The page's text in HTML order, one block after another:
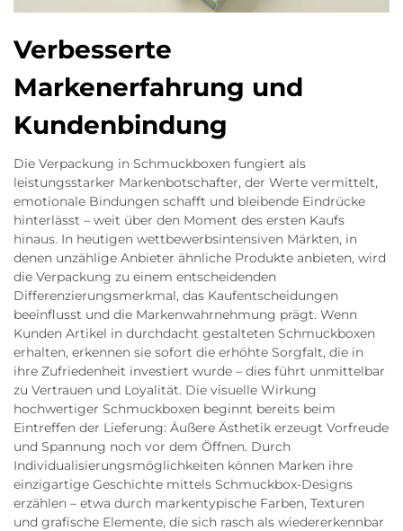
Verbesserte
Markenerfahrung und
Kundenbindung
Die Verpackung in Schmuckboxen fungiert als
leistungsstarker Markenbotschafter, der Werte vermittelt,
emotionale Bindungen schafft und bleibende Eindrücke
hinterlässt – weit über den Moment des ersten Kaufs
hinaus. In heutigen wettbewerbsintensiven Märkten, in
denen unzählige Anbieter ähnliche Produkte anbieten, wird
die Verpackung zu einem entscheidenden
Differenzierungsmerkmal, das Kaufentscheidungen
beeinflusst und die Markenwahrnehmung prägt. Wenn
Kunden Artikel in durchdacht gestalteten Schmuckboxen
erhalten, erkennen sie sofort die erhöhte Sorgfalt, die in
ihre Zufriedenheit investiert wurde – dies führt unmittelbar
zu Vertrauen und Loyalität. Die visuelle Wirkung
hochwertiger Schmuckboxen beginnt bereits beim
Eintreffen der Lieferung: Äußere Ästhetik erzeugt Vorfreude
und Spannung noch vor dem Öffnen. Durch
Individualisierungsmöglichkeiten können Marken ihre
einzigartige Geschichte mittels Schmuckbox-Designs
erzählen – etwa durch markentypische Farben, Texturen
und grafische Elemente, die sich rasch als wiedererkennbar